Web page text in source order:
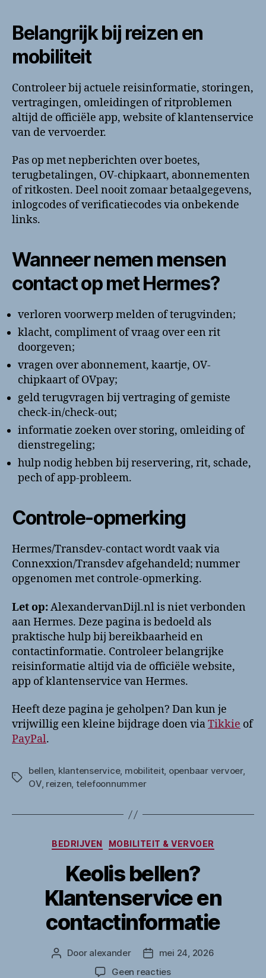
Belangrijk bij reizen en
mobiliteit
Controleer bij actuele reisinformatie, storingen,
vertragingen, omleidingen of ritproblemen
altijd de officiële app, website of klantenservice
van de vervoerder.
Pas op met nepberichten over boetes,
terugbetalingen, OV-chipkaart, abonnementen
of ritkosten. Deel nooit zomaar betaalgegevens,
inlogcodes of verificatiecodes via onbekende
links.
Wanneer nemen mensen
contact op met Hermes?
verloren voorwerp melden of terugvinden;
klacht, compliment of vraag over een rit
doorgeven;
vragen over abonnement, kaartje, OV-
chipkaart of OVpay;
geld terugvragen bij vertraging of gemiste
check-in/check-out;
informatie zoeken over storing, omleiding of
dienstregeling;
hulp nodig hebben bij reservering, rit, schade,
pech of app-probleem.
Controle-opmerking
Hermes/Transdev-contact wordt vaak via
Connexxion/Transdev afgehandeld; nummer
opgenomen met controle-opmerking.
Let op:AlexandervanDijl.nl is niet verbonden
aan Hermes. Deze pagina is bedoeld als
praktische hulp bij bereikbaarheid en
contactinformatie. Controleer belangrijke
reisinformatie altijd via de officiële website,
app of klantenservice van Hermes.
Heeft deze pagina je geholpen? Dan kun je
vrijwillig een kleine bijdrage doen viaTikkie of
PayPal.
Tags
bellen, klantenservice, mobiliteit, openbaar vervoer,
OV, reizen, telefoonnummer
Categorieën
BEDRIJVEN MOBILITEIT & VERVOER
Keolis bellen?
Klantenservice en
contactinformatie
Berichtauteur
Door alexander Berichtdatum
mei 24, 2026
Geen reactiesop